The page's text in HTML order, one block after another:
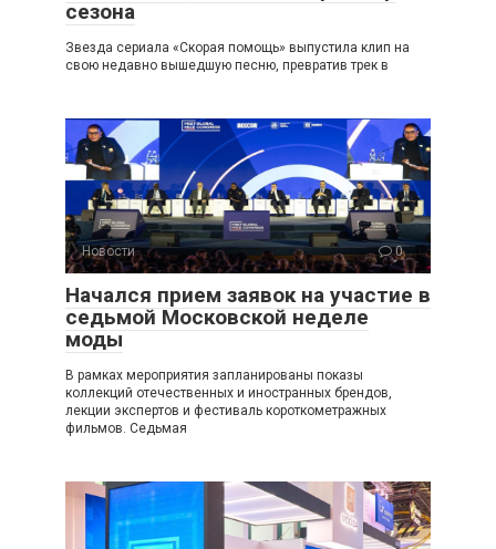
сезона
Звезда сериала «Скорая помощь» выпустила клип на
свою недавно вышедшую песню, превратив трек в
Новости 0
Начался прием заявок на участие в
седьмой Московской неделе
моды
В рамках мероприятия запланированы показы
коллекций отечественных и иностранных брендов,
лекции экспертов и фестиваль короткометражных
фильмов. Седьмая